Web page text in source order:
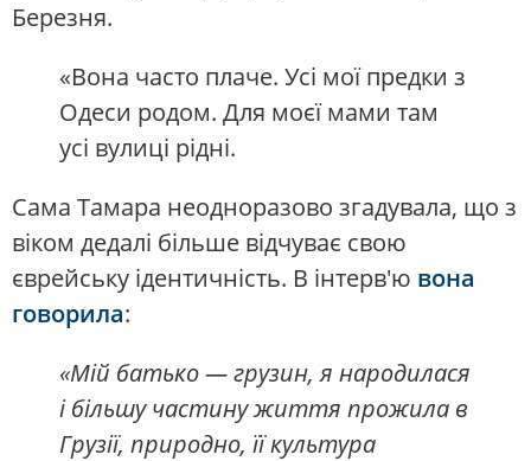
Березня.
«Вона часто плаче. Усі мої предки з
Одеси родом. Для моєї мами там
усі вулиці рідні.
Сама Тамара неодноразово згадувала, що з
віком дедалі більше відчуває свою
єврейську ідентичність. В інтерв'ю вона
говорила:
«Мій батько — грузин, я народилася
і більшу частину життя прожила в
Грузії, природно, її культура